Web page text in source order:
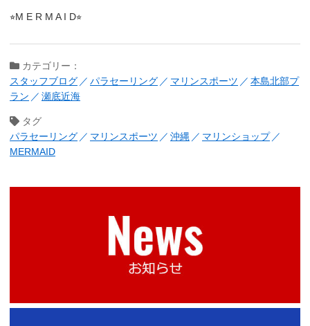
⭐︎M E R M A I D⭐︎
カテゴリー：
スタッフブログ
パラセーリング マリンスポーツ
本島北部プ
ラン
瀬底近海
タグ
パラセーリング
マリンスポーツ 沖縄
マリンショップ
MERMAID